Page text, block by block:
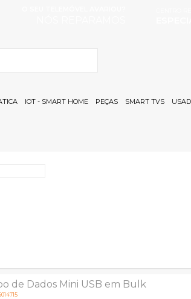
IOT - SMART HOME PEÇAS SMART TVS
de Dados Mini USB em Bulk